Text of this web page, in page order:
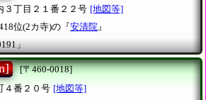
３丁目２１番２２号 [地図等]
位(2カ寺)の『安清院 』
」
[〒460-0018]
４番２０号 [地図等]